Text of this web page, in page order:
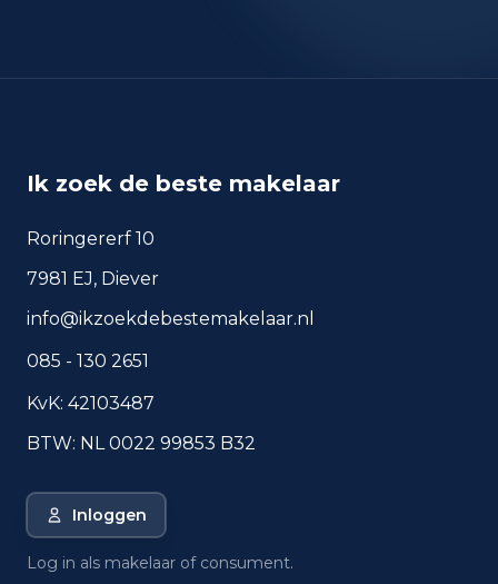
wonen in Utrecht
Korte antwoorden op basis van actuele
plaatscijfers, handig voor een snelle
Utrecht?
Wat is de gemiddelde WOZ-
waarde in Utrecht?
Ik zoek de beste makelaar
Roringererf 10
7981 EJ, Diever
info@ikzoekdebestemakelaar.nl
085 - 130 2651
KvK: 42103487
BTW: NL 0022 99853 B32
Inloggen
Log in als makelaar of consument.